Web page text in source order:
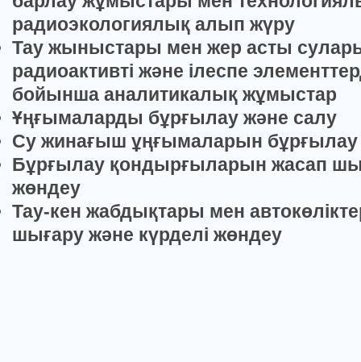
радиоэкологиялық алып жүру
Тау жыныстары мен жер асты
радиоактивті және ілеспе
бойынша аналитикалық жұмыстар
Ұңғымаларды бұрғылау және салу
Су жинағыш ұңғымаларын бұрғылау
Бұрғылау қондырғыларын жасап
жөндеу
Тау-кен жабдықтары мен
шығару және күрделі жөндеу